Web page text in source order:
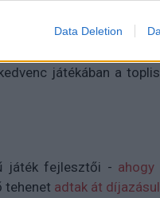
Data Deletion
játékában a
játék fejlesztői -
tehenet adtak át díjazásul